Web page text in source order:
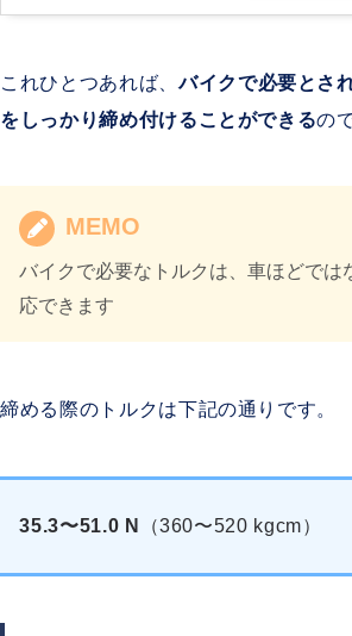
これひとつあれば、 バイクで必要とさ
をしっかり締め付けることができるの
MEMO
バイクで必要なトルクは、車ほどでは
応できます
締める際のトルクは下記の通りです。
35.3〜51.0 N （360〜520 kgcm）